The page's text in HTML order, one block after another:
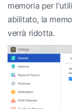
memoria per
abilitato, la
verrà ridotta.